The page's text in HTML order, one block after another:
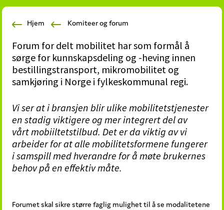
kjøper
markedsfører
kollektivtrafikk-
Hjem Komiteer og forum
Forum for delt mobilitet har som formål å
sørge for kunnskapsdeling og -heving innen
bestillingstransport, mikromobilitet og
samkjøring i Norge i fylkeskommunal regi.
Vi ser at i bransjen blir ulike mobilitetstjenester
en stadig viktigere og mer integrert del av
vårtmobiiltetstilbud. Det er da viktig av vi
arbeider for at alle mobilitetsformene fungerer
i samspill med hverandre for å møte brukernes
behov på en effektiv måte.
Forumet skal sikre større faglig mulighet til å se modalitetene